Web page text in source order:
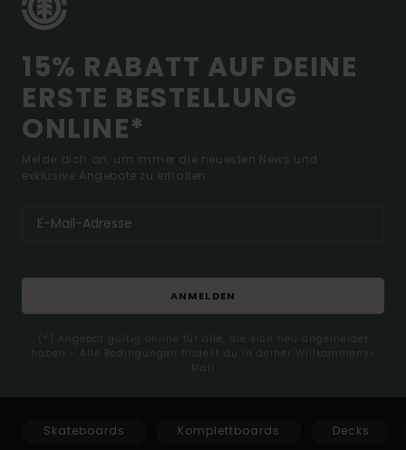
15% RABATT AUF DEINE
ERSTE BESTELLUNG
ONLINE*
Melde dich an, um immer die neuesten News und
exklusive Angebote zu erhalten.
ANMELDEN
(*) Angebot gültig online für alle, die sich neu angemeldet
haben - Alle Bedingungen findest du in deiner Willkommens-
Mail
Skateboards Komplettboards Decks